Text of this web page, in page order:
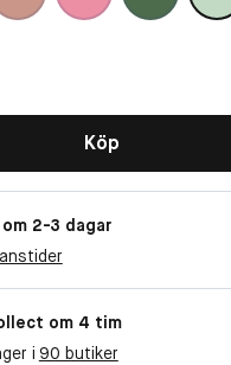
Köp
2-3 dagar
om 4 tim
i 90 butiker